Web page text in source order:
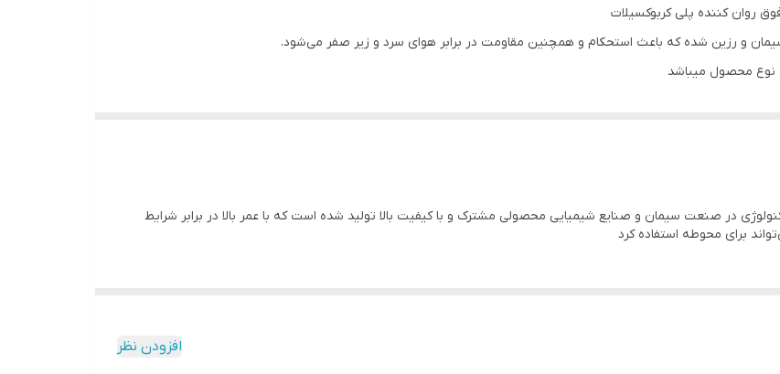
روان کننده پلی کربوکسیلات
و رزین شده که باعث استحکام و همچنین مقاومت در برابر هوای سرد و زیر صفر می‌شود.
نوع محصول میباشد
در صنعت سیمان و صنایع شیمیایی محصولی مشترک و با کیفیت بالا تولید شده است که با عمر بالا در برابر شرایط
برای محوطه استفاده کرد
افزودن نظر